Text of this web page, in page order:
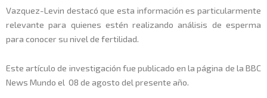
Vazquez-Levin destacó que esta información es particularmente
relevante para quienes estén realizando análisis de esperma
para conocer su nivel de fertilidad.
Este artículo de investigación fue publicado en la página de la BBC
News Mundo el 08 de agosto del presente año.